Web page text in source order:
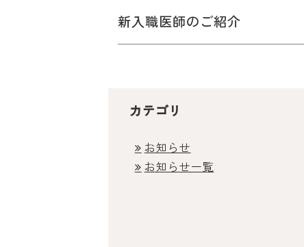
新入職医師のご紹介
カテゴリ
お知らせ
お知らせ一覧